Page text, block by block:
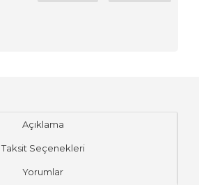
Açıklama
Taksit Seçenekleri
Yorumlar